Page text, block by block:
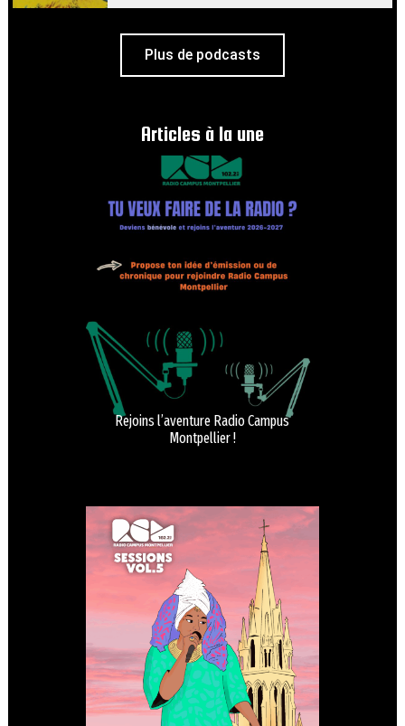
Plus de podcasts
Articles à la une
Rejoins l’aventure Radio Campus
Montpellier !